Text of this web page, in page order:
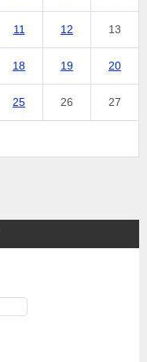
11 12 13
18 19 20
25 26 27